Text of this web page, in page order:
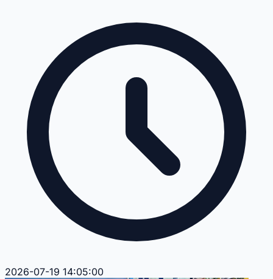
2026-07-19 14:05:00